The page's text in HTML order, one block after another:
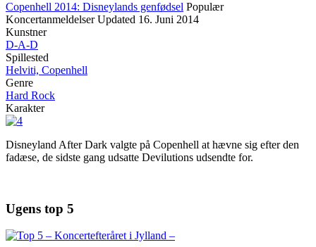
Copenhell 2014: Disneylands genfødsel Populær
Koncertanmeldelser Updated 16. Juni 2014
Kunstner
D-A-D
Spillested
Helviti, Copenhell
Genre
Hard Rock
Karakter
Disneyland After Dark valgte på Copenhell at hævne sig efter den
fadæse, de sidste gang udsatte Devilutions udsendte for.
Ugens top 5